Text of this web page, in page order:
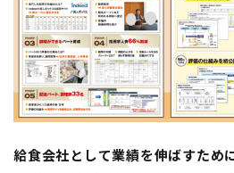
給食会社として業績を伸ばすため